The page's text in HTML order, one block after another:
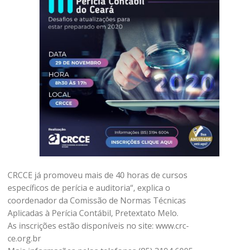
CRCCE já promoveu mais de 40 horas de cursos
específicos de perícia e auditoria“, explica o
coordenador da Comissão de Normas Técnicas
Aplicadas à Perícia Contábil, Pretextato Melo.
As inscrições estão disponíveis no site: www.crc-
ce.org.br